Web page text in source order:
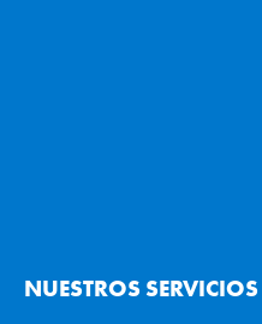
NUESTROS SERVICIOS